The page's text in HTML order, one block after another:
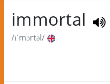
immortal
/ɪˈmɔrtəl/